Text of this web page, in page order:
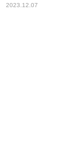
も……！？
2023.12.07